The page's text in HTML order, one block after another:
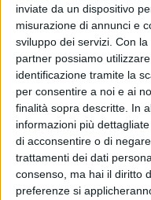
inviate da un dispositivo
misurazione di annunci e
sviluppo dei servizi. Con la
partner possiamo
identificazione tramite la
per consentire a noi e ai
finalità sopra descritte. In
informazioni più
di acconsentire o di
trattamenti dei dati
consenso, ma hai il diritto
preferenze si
E' stato approvato l'atto
della ditta Graziano srl
Urbanistica, Giuseppe
interventi di edilizia
locali commerciali
Sant'Angelo, continuerà
stabilito dalla
2010.